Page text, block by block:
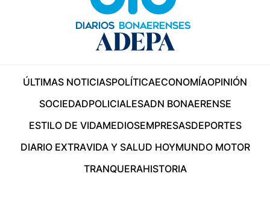
ÚLTIMAS NOTICIASPOLÍTICAECONOMÍAOPINIÓN
SOCIEDADPOLICIALESADN BONAERENSE
ESTILO DE VIDAMEDIOSEMPRESASDEPORTES
DIARIO EXTRAVIDA Y SALUD HOYMUNDO MOTOR
TRANQUERAHISTORIA